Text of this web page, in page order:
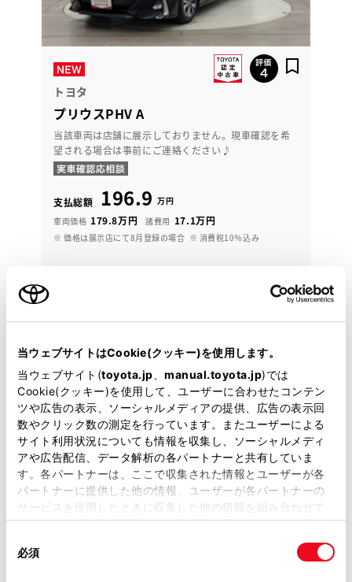
当ウェブサイトはCookie(クッキー)を使用します。
当ウェブサイト(toyota.jp manual.toyota.jp)では
Cookie(クッキー)を使用して、ユーザーに合わせたコンテン
ツや広告の表示、ソーシャルメディアの提供、広告の表示回
数やクリック数の測定を行っています。またユーザーによる
サイト利用状況についても情報を収集し、ソーシャルメディ
アや広告配信、データ解析の各パートナーと共有していま
す。各パートナーは、ここで収集された情報とユーザーが各
パートナーに提供した他の情報、ユーザーが各パートナーの
サービスを使用したときに収集した他の情報を組み合わせて
使用することがあります。当ウェブサイトの使用を続行する
必須
トヨタ
プリウスPHV A
当該車両は店舗に展示しておりません。現車確認を希
望される場合は事前にご連絡ください♪
支払総額 196.9 万円
車両価格 179.8万円 諸費用 17.1万円
※ 価格は展示店にて8月登録の場合 ※ 消費税10％込み
整備 定期点検整備付 保証 ロングラン保証付
トヨタモビリティ東京 Ｕ－Ｃａｒ金町店
各種お問い合わせ
03-3609-3351